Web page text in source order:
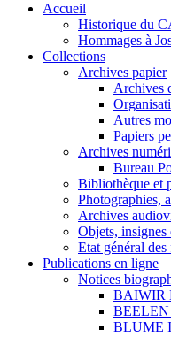
Accueil
Historique du
Hommages à
Collections
Archives papier
Archives
Autres
Papiers
Archives
Bureau
Bibliothèque et
Photographies,
Archives
Objets, insignes
Etat général
Publications en ligne
Notices
BAIWIR
BEELEN
BLUME